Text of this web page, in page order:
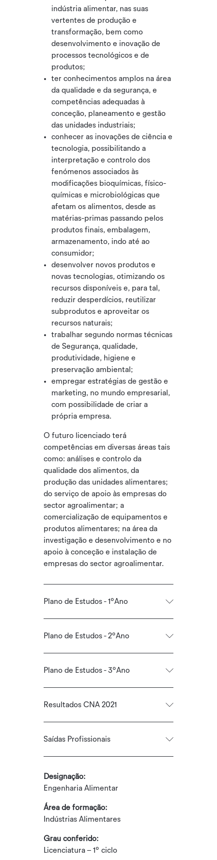
indústria alimentar, nas suas
vertentes de produção e
transformação, bem como
desenvolvimento e inovação de
processos tecnológicos e de
produtos;
ter conhecimentos amplos na área
da qualidade e da segurança, e
competências adequadas à
conceção, planeamento e gestão
das unidades industriais;
conhecer as inovações de ciência e
tecnologia, possibilitando a
interpretação e controlo dos
fenómenos associados às
modificações bioquímicas, físico-
químicas e microbiológicas que
afetam os alimentos, desde as
matérias-primas passando pelos
produtos finais, embalagem,
armazenamento, indo até ao
consumidor;
desenvolver novos produtos e
novas tecnologias, otimizando os
recursos disponíveis e, para tal,
reduzir desperdícios, reutilizar
subprodutos e aproveitar os
recursos naturais;
trabalhar segundo normas técnicas
de Segurança, qualidade,
produtividade, higiene e
preservação ambiental;
empregar estratégias de gestão e
marketing, no mundo empresarial,
com possibilidade de criar a
própria empresa.
O futuro licenciado terá
competências em diversas áreas tais
como: análises e controlo da
qualidade dos alimentos, da
produção das unidades alimentares;
do serviço de apoio às empresas do
sector agroalimentar; a
comercialização de equipamentos e
produtos alimentares; na área da
investigação e desenvolvimento e no
apoio à conceção e instalação de
empresas do sector agroalimentar.
Plano de Estudos - 1ºAno
Plano de Estudos - 2ºAno
Plano de Estudos - 3ºAno
Resultados CNA 2021
Saídas Profissionais
Designação:
Engenharia Alimentar
Área de formação:
Indústrias Alimentares
Grau conferido:
Licenciatura – 1º ciclo